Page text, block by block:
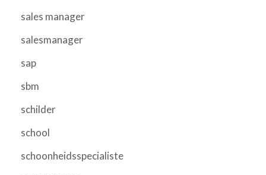
sales manager
salesmanager
sap
sbm
schilder
school
schoonheidsspecialiste